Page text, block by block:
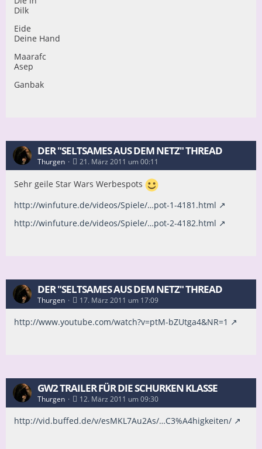
Dilk
Eide
Deine Hand
Maarafc
Asep
Ganbak
DER "SELTSAMES AUS DEM NETZ" THREAD
Thurgen 21. März 2011 um 00:11
Sehr geile Star Wars Werbespots
http://winfuture.de/videos/Spiele/…pot-1-4181.html
http://winfuture.de/videos/Spiele/…pot-2-4182.html
DER "SELTSAMES AUS DEM NETZ" THREAD
Thurgen 17. März 2011 um 17:09
http://www.youtube.com/watch?v=ptM-bZUtga4&NR=1
GW2 TRAILER FÜR DIE SCHURKEN KLASSE
Thurgen 12. März 2011 um 09:30
http://vid.buffed.de/v/esMKL7Au2As/…C3%A4higkeiten/